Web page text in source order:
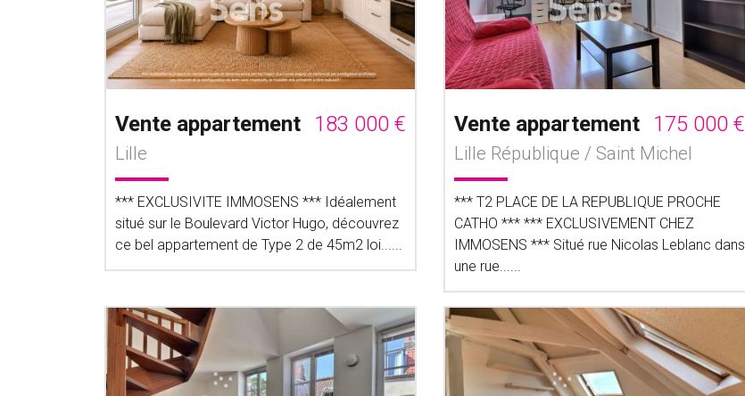
Vente appartement 183 000 €
Lille
*** EXCLUSIVITE IMMOSENS *** Idéalement
situé sur le Boulevard Victor Hugo, découvrez
ce bel appartement de Type 2 de 45m2 loi......
Vente appartement 175 000 €
Lille République / Saint Michel
*** T2 PLACE DE LA REPUBLIQUE PROCHE
CATHO *** *** EXCLUSIVEMENT CHEZ
IMMOSENS *** Situé rue Nicolas Leblanc dans
une rue......